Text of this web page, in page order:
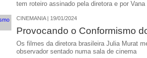
tem roteiro assinado pela diretora e por Vana
CINEMANIA | 19/01/2024
Provocando o Conformismo
Os filmes da diretora brasileira Julia Murat
observador sentado numa sala de cinema